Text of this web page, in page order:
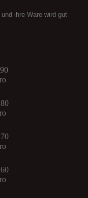
ihre Ware wird gut